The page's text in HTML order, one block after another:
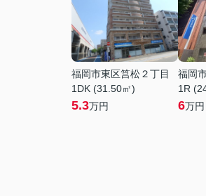
福岡市東区筥松２丁目
1DK (31.50㎡)
5.3万円
福岡
1R
6万円